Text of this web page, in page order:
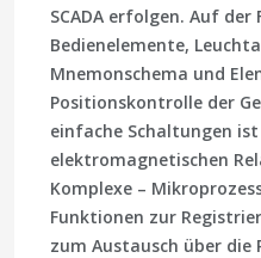
SCADA erfolgen. Auf
Bedienelemente,
Mnemonschema und
Positionskontrolle der
einfache Schaltungen
elektromagnetischen
Komplexe –
Funktionen zur
zum Austausch über die